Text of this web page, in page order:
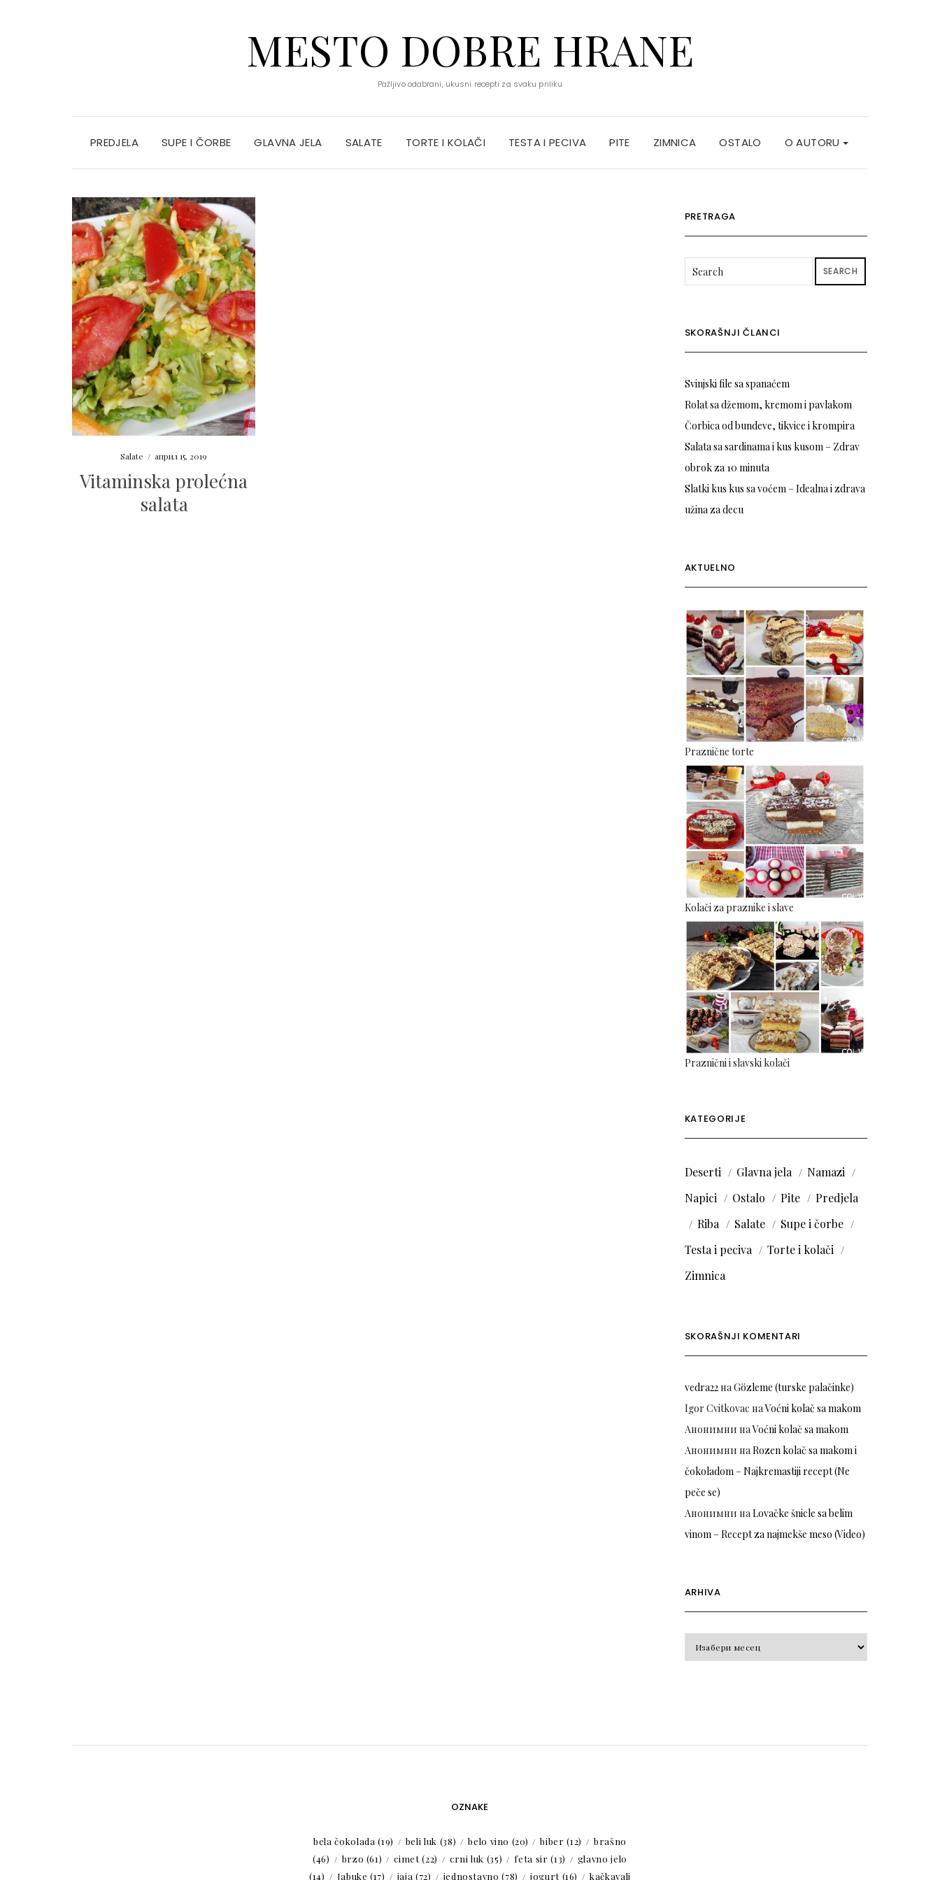
MESTO DOBRE HRANE
Pažljivo odabrani, ukusni recepti za svaku priliku
PREDJELA SUPE I ČORBE GLAVNA JELA SALATE TORTE I KOLAČI TESTA I PECIVA PITE ZIMNICA OSTALO O AUTORU
Salate / април 15, 2019
Vitaminska prolećna
salata
PRETRAGA
SEARCH
SKORAŠNJI ČLANCI
Svinjski file sa spanaćem
Rolat sa džemom, kremom i pavlakom
Čorbica od bundeve, tikvice i krompira
Salata sa sardinama i kus kusom – Zdrav
obrok za 10 minuta
Slatki kus kus sa voćem – Idealna i zdrava
užina za decu
AKTUELNO
Praznične torte
Kolači za praznike i slave
Praznični i slavski kolači
KATEGORIJE
Deserti Glavna jela
Namazi
Napici
Ostalo Pite
Predjela
Riba
Salate
Supe i čorbe
Testa i peciva
Torte i kolači
Zimnica
SKORAŠNJI KOMENTARI
vedra22наGözleme (turske palačinke)
Igor Cvitkovac наVoćni kolač sa makom
Анонимни наVoćni kolač sa makom
Анонимни наRozen kolač sa makom i
čokoladom – Najkremastiji recept (Ne
peče se)
Анонимни наLovačke šnicle sa belim
vinom – Recept za najmekše meso (Video)
ARHIVA
OZNAKE
bela čokolada (19) beli luk (38) belo vino (20) biber (12)
brašno
(46)
brzo (61) cimet(22) crni luk (35) feta sir (13)
glavno jelo
(14)
Jabuke (17) jaja (72) jednostavno (78) jogurt(16) kačkavalj